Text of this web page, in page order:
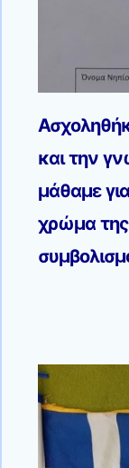
και την
μάθαμε
χρώμα της